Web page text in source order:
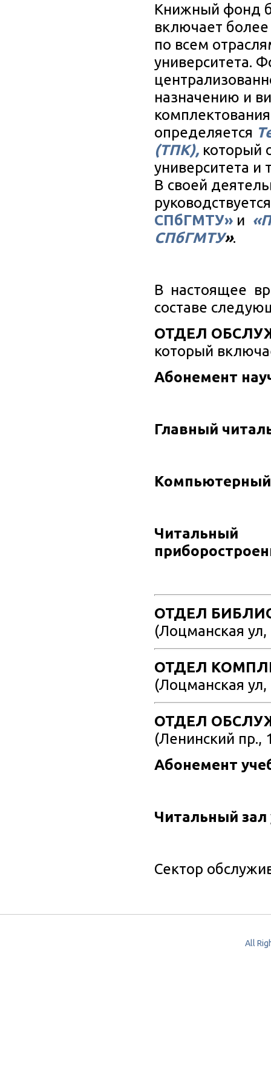
Книжный фонд
включает
по всем
университета.
назначению и
определяется
(ТПК),который
университета и
В своей
СПбГМТУ»и «
СПбГМТУ».
В настоящее
составе
ОТДЕЛ
который
Абонемент
Главный
ОТДЕЛ
(Лоцманская ул,
ОТДЕЛ
(Лоцманская ул,
ОТДЕЛ
(Ленинский пр.,
Абонемент
Читальный
Сектор
All